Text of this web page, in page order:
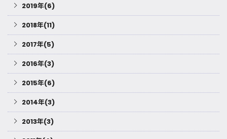
2019年(6)
2018年(11)
2017年(5)
2016年(3)
2015年(6)
2014年(3)
2013年(3)